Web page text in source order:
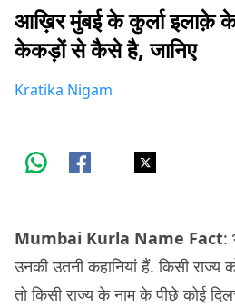
आख़िर मुंबई के कुर्ला इलाक़े
केकड़ों से कैसे है, जानिए
Kratika Nigam
Mumbai Kurla Name Fact:
उनकी उतनी कहानियां हैं. किसी
तो किसी राज्य के नाम के पीछे कोई